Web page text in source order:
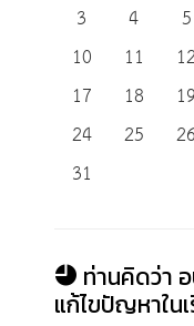
3
4 5
10
11 12
17
18 19
24
25 26
31
ท่านคิดว่า
แก้ไขปัญหาใน